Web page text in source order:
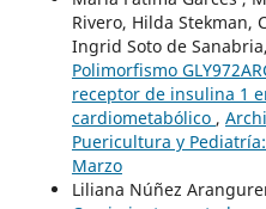
Rivero, Hilda Stekman,
Ingrid Soto de
Polimorfismo
receptor de insulina 1
cardiometabólico ,
Puericultura y
Marzo
Liliana Núñez